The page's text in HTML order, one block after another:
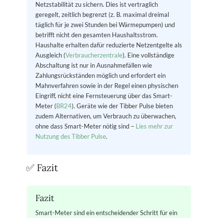
Netzstabilität zu sichern. Dies ist vertraglich
geregelt, zeitlich begrenzt (z. B. maximal dreimal
täglich für je zwei Stunden bei Wärmepumpen) und
betrifft nicht den gesamten Haushaltsstrom.
Haushalte erhalten dafür reduzierte Netzentgelte als
Ausgleich (Verbraucherzentrale). Eine vollständige
Abschaltung ist nur in Ausnahmefällen wie
Zahlungsrückständen möglich und erfordert ein
Mahnverfahren sowie in der Regel einen physischen
Eingriff, nicht eine Fernsteuerung über das Smart-
Meter (BR24). Geräte wie der Tibber Pulse bieten
zudem Alternativen, um Verbrauch zu überwachen,
ohne dass Smart-Meter nötig sind – Lies mehr zur
Nutzung des Tibber Pulse.
✅ Fazit
Fazit
Smart-Meter sind ein entscheidender Schritt für ein